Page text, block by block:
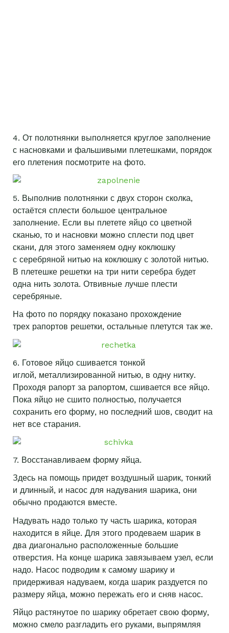
4. От полотнянки выполняется круглое заполнение
с насновками и фальшивыми плетешками, порядок
его плетения посмотрите на фото.
5. Выполнив полотнянки с двух сторон сколка,
остаётся сплести большое центральное
заполнение. Если вы плетете яйцо со цветной
сканью, то и насновки можно сплести под цвет
скани, для этого заменяем одну коклюшку
с серебряной нитью на коклюшку с золотой нитью.
В плетешке решетки на три нити серебра будет
одна нить золота. Отвивные лучше плести
серебряные.
На фото по порядку показано прохождение
трех рапортов решетки, остальные плетутся так же.
6. Готовое яйцо сшивается тонкой
иглой, металлизированной нитью, в одну нитку.
Проходя рапорт за рапортом, сшивается все яйцо.
Пока яйцо не сшито полностью, получается
сохранить его форму, но последний шов, сводит на
нет все старания.
7. Восстанавливаем форму яйца.
Здесь на помощь придет воздушный шарик, тонкий
и длинный, и насос для надувания шарика, они
обычно продаются вместе.
Надувать надо только ту часть шарика, которая
находится в яйце. Для этого продеваем шарик в
два диагонально расположенные большие
отверстия. На конце шарика завязываем узел, если
надо. Насос подводим к самому шарику и
придерживая надуваем, когда шарик раздуется по
размеру яйца, можно пережать его и сняв насос.
Яйцо растянутое по шарику обретает свою форму,
можно смело разгладить его руками, выпрямляя